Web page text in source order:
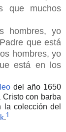
que muchos
hombres, yo
que está
hombres, yo
está en los
del año 1650
Cristo con barba
la colección del
.1